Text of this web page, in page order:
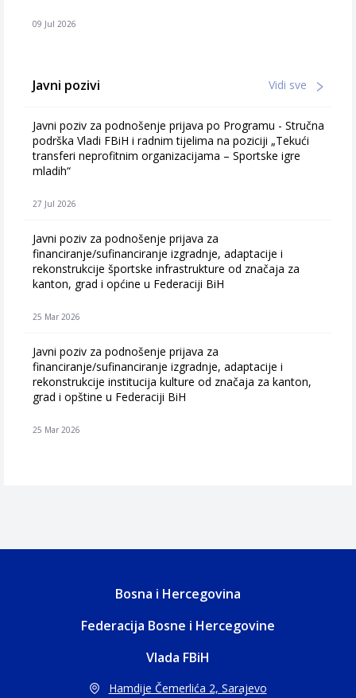
09 Jul 2026
Javni pozivi Vidi sve
Javni poziv za podnošenje prijava po Programu - Stručna
podrška Vladi FBiH i radnim tijelima na poziciji „Tekući
transferi neprofitnim organizacijama – Sportske igre
mladih“
27 Jul 2026
Javni poziv za podnošenje prijava za
financiranje/sufinanciranje izgradnje, adaptacije i
rekonstrukcije športske infrastrukture od značaja za
kanton, grad i općine u Federaciji BiH
25 Mar 2026
Javni poziv za podnošenje prijava za
financiranje/sufinanciranje izgradnje, adaptacije i
rekonstrukcije institucija kulture od značaja za kanton,
grad i opštine u Federaciji BiH
25 Mar 2026
Bosna i Hercegovina
Federacija Bosne i Hercegovine
Vlada FBiH
Hamdije Čemerlića 2, Sarajevo